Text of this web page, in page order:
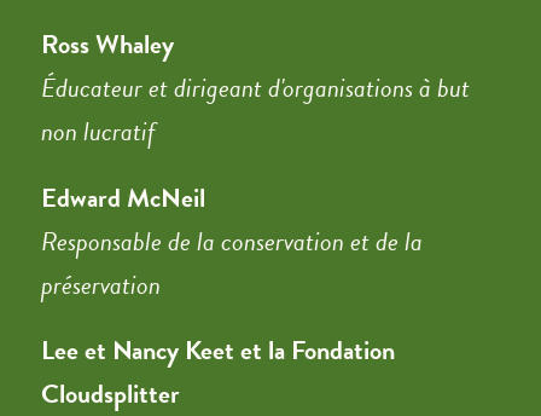
Ross Whaley
Éducateur et dirigeant d'organisations à but
non lucratif
Edward McNeil
Responsable de la conservation et de la
préservation
Lee et Nancy Keet et la Fondation
Cloudsplitter